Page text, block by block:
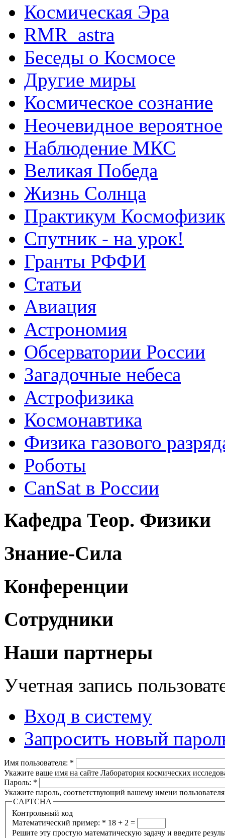
Космическая Эра
RMR_astra
Беседы о Космосе
Другие миры
Космическое сознание
Неочевидное вероятное
Наблюдение МКС
Великая Победа
Жизнь Солнца
Практикум
Спутник - на урок!
Гранты РФФИ
Статьи
Авиация
Астрономия
Обсерватории России
Загадочные небеса
Астрофизика
Космонавтика
Физика газового
Роботы
CanSat в России
Кафедра Теор. Физики
Знание-Сила
Конференции
Сотрудники
Наши партнеры
Учетная запись
Вход в систему
Запросить новый
Имя пользователя: *
Укажите ваше имя на сайте Лаборатория космических
Пароль: *
Укажите пароль, соответствующий вашему имени
CAPTCHA
Контрольный код
Математический пример: * 18 + 2 =
Решите эту простую математическую задачу и введите